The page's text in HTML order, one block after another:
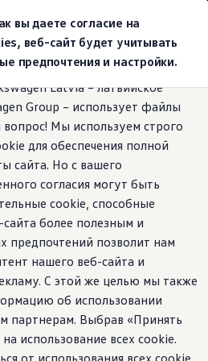
вы даете согласие на
веб-сайт будет учитывать
предпочтения и настройки.
Latvia – латвийское
Group – использует файлы
Мы используем строго
для обеспечения полной
сайта. Но с вашего
согласия могут быть
cookie, способные
более полезным и
предпочтений позволит нам
нашего веб-сайта и
С этой же целью мы также
об использовании
партнерам. Выбрав «Принять
использование всех cookie.
от использования всех cookie,
семейство внедорожников
онлайн-магазин Volkswagen
для вашего нового
простыми словами
Вашего ID.
& navigation
с